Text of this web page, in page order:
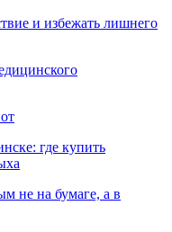
и избежать лишнего
где купить
не на бумаге, а в